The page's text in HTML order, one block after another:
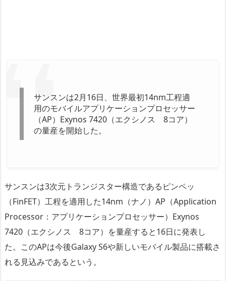
サンスンは2月16日、世界最初14nm工程適
用のモバイルアプリケーションプロセッサー
（AP）Exynos 7420（エクシノス 8コア）
の量産を開始した。
サンスンは3次元トランジスター構造であるピンペッ
（FinFET）工程を適用した14nm（ナノ）AP（Application
Processor：アプリケーションプロセッサー）Exynos
7420（エクシノス 8コア）を量産すると16日に発表し
た。このAPは今後Galaxy S6や新しいモバイル製品に搭載さ
れる見込みであるという。